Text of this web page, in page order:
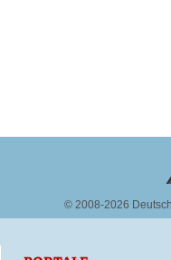
© 2008-2026